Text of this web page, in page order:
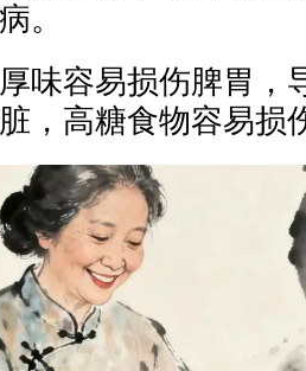
。
味容易损伤脾胃，
，高糖食物容易损